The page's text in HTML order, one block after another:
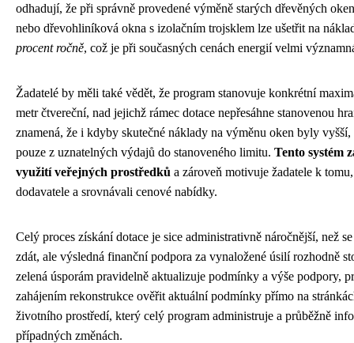
odhadují, že při správně provedené výměně starých dřevěných
nebo dřevohliníková okna s izolačním trojsklem lze ušetřit na
procent ročně, což je při současných cenách energií velmi
Žadatelé by měli také vědět, že program stanovuje konkrétní
metr čtvereční, nad jejichž rámec dotace nepřesáhne stanovenou
znamená, že i kdyby skutečné náklady na výměnu oken byly vyšší,
pouze z uznatelných výdajů do stanoveného limitu. Tento systém
využití veřejných prostředků a zároveň motivuje žadatele k
dodavatele a srovnávali cenové nabídky.
Celý proces získání dotace je sice administrativně náročnější, než
zdát, ale výsledná finanční podpora za vynaložené úsilí rozhodně
zelená úsporám pravidelně aktualizuje podmínky a výše podpory,
zahájením rekonstrukce ověřit aktuální podmínky přímo na
životního prostředí, který celý program administruje a průběžně
případných změnách.